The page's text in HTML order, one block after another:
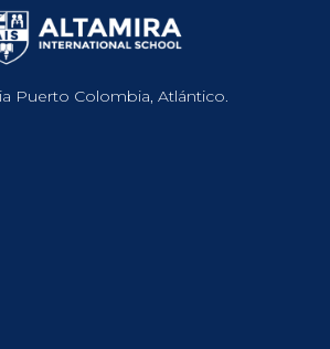
Puerto Colombia, Atlántico.